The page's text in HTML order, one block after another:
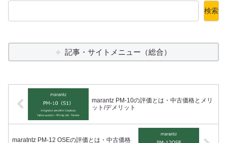
検索
記事・サイトメニュー（総合）
marantz PM-10の評価とは・中古価格とメリ
ット/デメリット
maratntz PM-12 OSEの評価とは・中古価格